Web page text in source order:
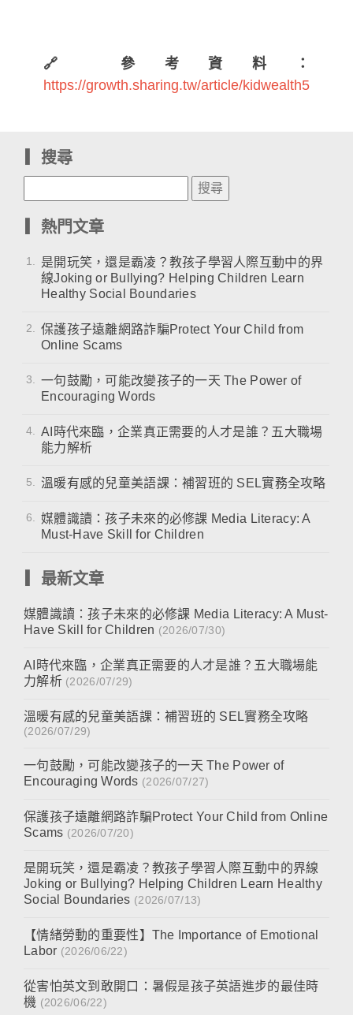
🔗 參考資料：
https://growth.sharing.tw/article/kidwealth5
▎搜尋
▎熱門文章
1.
是開玩笑，還是霸凌？教孩子學習人際互動中的界
線Joking or Bullying? Helping Children Learn
Healthy Social Boundaries
2.
保護孩子遠離網路詐騙Protect Your Child from
Online Scams
3.
一句鼓勵，可能改變孩子的一天 The Power of
Encouraging Words
4.
AI時代來臨，企業真正需要的人才是誰？五大職場
能力解析
5. 溫暖有感的兒童美語課：補習班的 SEL實務全攻略
6.
媒體識讀：孩子未來的必修課 Media Literacy: A
Must-Have Skill for Children
▎最新文章
媒體識讀：孩子未來的必修課 Media Literacy: A Must-
Have Skill for Children (2026/07/30)
AI時代來臨，企業真正需要的人才是誰？五大職場能
力解析(2026/07/29)
溫暖有感的兒童美語課：補習班的 SEL實務全攻略
(2026/07/29)
一句鼓勵，可能改變孩子的一天 The Power of
Encouraging Words (2026/07/27)
保護孩子遠離網路詐騙Protect Your Child from Online
Scams (2026/07/20)
是開玩笑，還是霸凌？教孩子學習人際互動中的界線
Joking or Bullying? Helping Children Learn Healthy
Social Boundaries (2026/07/13)
【情緒勞動的重要性】The Importance of Emotional
Labor (2026/06/22)
從害怕英文到敢開口：暑假是孩子英語進步的最佳時
機 (2026/06/22)